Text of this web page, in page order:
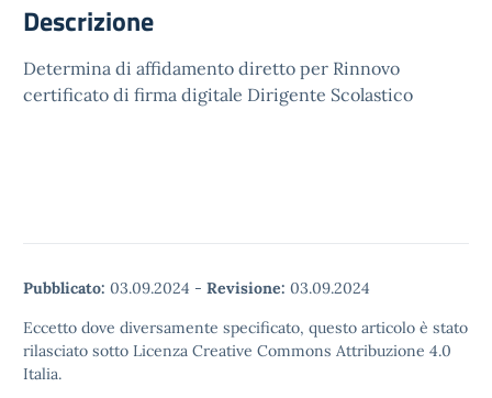
Descrizione
Determina di affidamento diretto per Rinnovo
certificato di firma digitale Dirigente Scolastico
Pubblicato: 03.09.2024 - Revisione: 03.09.2024
Eccetto dove diversamente specificato, questo articolo è stato
rilasciato sotto Licenza Creative Commons Attribuzione 4.0
Italia.